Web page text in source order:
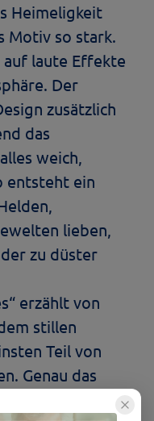
Heimeligkeit
Motiv so stark.
auf laute Effekte
Der
zusätzlich
das
weich,
entsteht ein
lieben,
zu düster
erzählt von
stillen
Teil von
Genau das